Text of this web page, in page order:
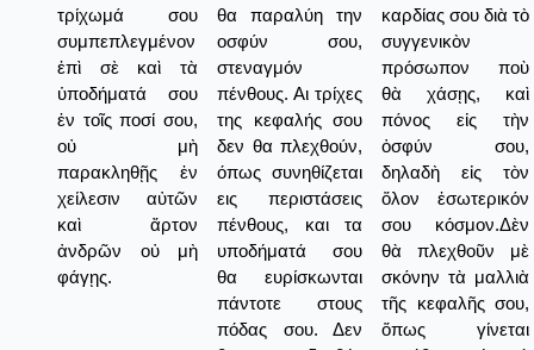
τρίχωμά σου
συμπεπλεγμένον
ἐπὶ σὲ καὶ τὰ
ὑποδήματά σου
ἐν τοῖς ποσί σου,
οὐ μὴ
παρακληθῇς ἐν
χείλεσιν αὐτῶν
καὶ ἄρτον
ἀνδρῶν οὐ μὴ
φάγῃς.
θα παραλύη την
οσφύν σου,
στεναγμόν
πένθους. Αι τρίχες
της κεφαλής σου
δεν θα πλεχθούν,
όπως συνηθίζεται
εις περιστάσεις
πένθους, και τα
υποδήματά σου
θα ευρίσκωνται
πάντοτε στους
πόδας σου. Δεν
καρδίας σου διὰ τὸ
συγγενικὸν
πρόσωπον ποὺ
θὰ χάσῃς, καὶ
πόνος εἰς τὴν
ὀσφύν σου,
δηλαδὴ εἰς τὸν
ὅλον ἐσωτερικόν
σου κόσμον.Δὲν
θὰ πλεχθοῦν μὲ
σκόνην τὰ μαλλιὰ
τῆς κεφαλῆς σου,
ὅπως γίνεται